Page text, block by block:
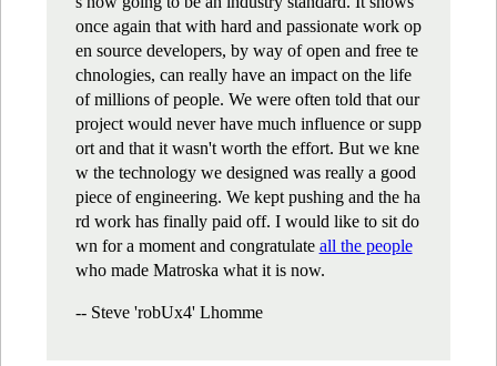
once again that with hard and passionate work op
en source developers, by way of open and free te
chnologies, can really have an impact on the life
of millions of people. We were often told that our
project would never have much influence or supp
ort and that it wasn't worth the effort. But we kne
w the technology we designed was really a good
piece of engineering. We kept pushing and the ha
rd work has finally paid off. I would like to sit do
wn for a moment and congratulate all the people
who made Matroska what it is now.
-- Steve 'robUx4' Lhomme